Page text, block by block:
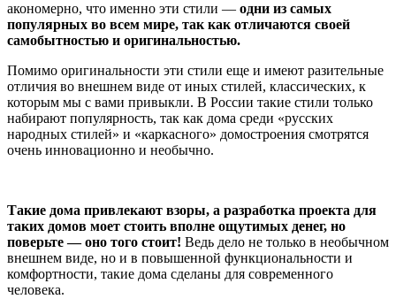
акономерно, что именно эти стили — одни из самых
популярных во всем мире, так как отличаются своей
самобытностью и оригинальностью.
Помимо оригинальности эти стили еще и имеют разительные
отличия во внешнем виде от иных стилей, классических, к
которым мы с вами привыкли. В России такие стили только
набирают популярность, так как дома среди «русских
народных стилей» и «каркасного» домостроения смотрятся
очень инновационно и необычно.
Такие дома привлекают взоры, а разработка проекта для
таких домов моет стоить вполне ощутимых денег, но
поверьте — оно того стоит! Ведь дело не только в необычном
внешнем виде, но и в повышенной функциональности и
комфортности, такие дома сделаны для современного
человека.